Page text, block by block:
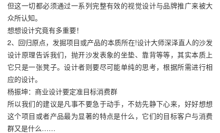
但这一切都必须通过一系列完整有效的视觉设计与品牌推广来被大
众所认知。
想想设计究竟有多重要！
2、回归原点，发掘项目或产品的本质所在!设计大师深泽直人的沙发
设计原理告诉我们，抛开沙发表象的坐垫、靠背等等，其实本质上
它只是一张凳子。设计者则要尽可能单纯的思考，根据所需进行相
应的设计。
杨振坤：商业设计要定准目标消费群
所以我们的建议是凡事不要急于动手，不妨先静下心来，好好想想
这个项目或者产品最为显著的特点是什么，它们的目标客户与消费
群又是什么……